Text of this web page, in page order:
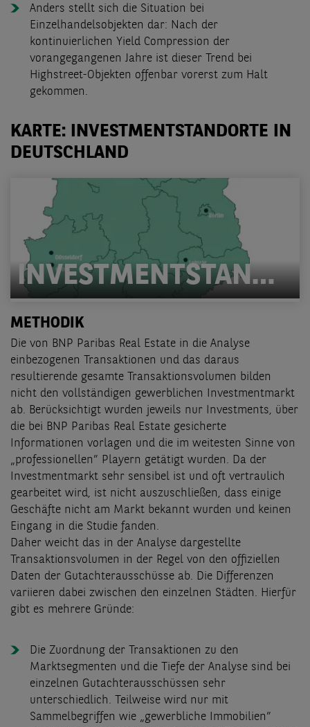
Anders stellt sich die Situation bei
Einzelhandelsobjekten dar: Nach der
kontinuierlichen Yield Compression der
vorangegangenen Jahre ist dieser Trend bei
Highstreet-Objekten offenbar vorerst zum Halt
gekommen.
KARTE: INVESTMENTSTANDORTE IN
DEUTSCHLAND
INVESTMENTSTANDORTE IN DEUTSCHLAND
METHODIK
Die von BNP Paribas Real Estate in die Analyse
einbezogenen Transaktionen und das daraus
resultierende gesamte Transaktionsvolumen bilden
nicht den vollständigen gewerblichen Investmentmarkt
ab. Berücksichtigt wurden jeweils nur Investments, über
die bei BNP Paribas Real Estate gesicherte
Informationen vorlagen und die im weitesten Sinne von
„professionellen” Playern getätigt wurden. Da der
Investmentmarkt sehr sensibel ist und oft vertraulich
gearbeitet wird, ist nicht auszuschließen, dass einige
Geschäfte nicht am Markt bekannt wurden und keinen
Eingang in die Studie fanden.
Daher weicht das in der Analyse dargestellte
Transaktionsvolumen in der Regel von den offiziellen
Daten der Gutachterausschüsse ab. Die Differenzen
variieren dabei zwischen den einzelnen Städten. Hierfür
gibt es mehrere Gründe:
Die Zuordnung der Transaktionen zu den
Marktsegmenten und die Tiefe der Analyse sind bei
einzelnen Gutachterausschüssen sehr
unterschiedlich. Teilweise wird nur mit
Sammelbegriffen wie „gewerbliche Immobilien”